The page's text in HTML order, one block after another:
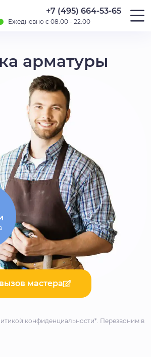
+7 (495) 664-53-65
Ежедневно с 08:00 - 22:00
арматуры
мастера
конфиденциальности*. Перезвоним в